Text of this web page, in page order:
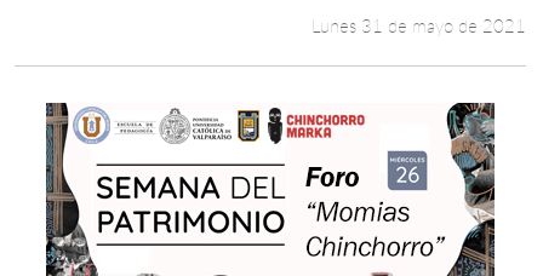
Lunes 31 de mayo de 2021